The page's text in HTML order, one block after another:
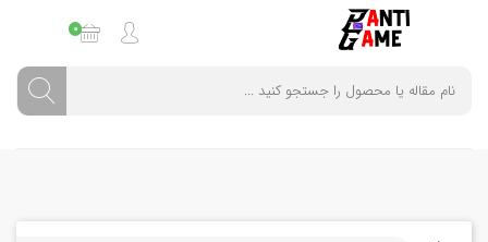
0